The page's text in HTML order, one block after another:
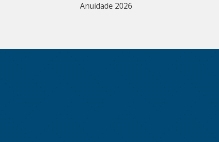
Anuidade 2026